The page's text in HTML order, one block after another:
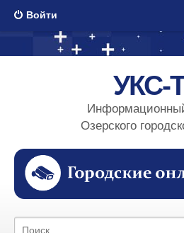
Войти
УКС-
Озерского